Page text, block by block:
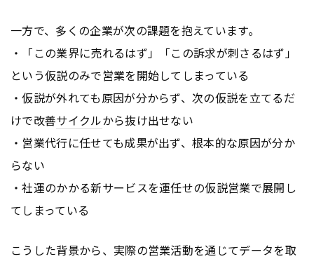
一方で、多くの企業が次の課題を抱えています。
・「この業界に売れるはず」「この訴求が刺さるはず」
という仮説のみで営業を開始してしまっている
・仮説が外れても原因が分からず、次の仮説を立てるだ
けで改善サイクルから抜け出せない
・営業代行に任せても成果が出ず、根本的な原因が分か
らない
・社運のかかる新サービスを運任せの仮説営業で展開し
てしまっている
こうした背景から、実際の営業活動を通じてデータを取